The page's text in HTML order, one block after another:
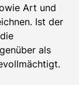
Art und
Ist der
als